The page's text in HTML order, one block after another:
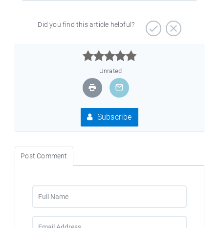
Did you find this article helpful?



Unrated
Subscribe
Post Comment